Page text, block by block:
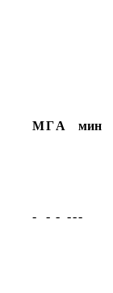
МГА мин
- - - ---